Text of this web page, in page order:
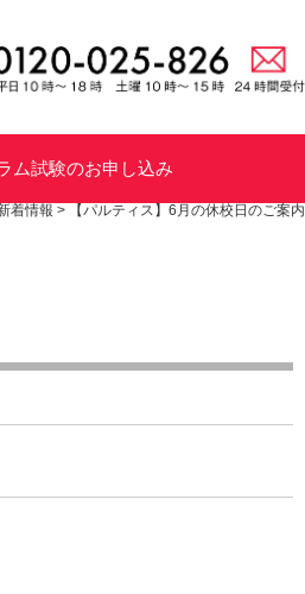
ム試験のお申し込み
着情報 > 【パルティス】6月の休校日のご案内